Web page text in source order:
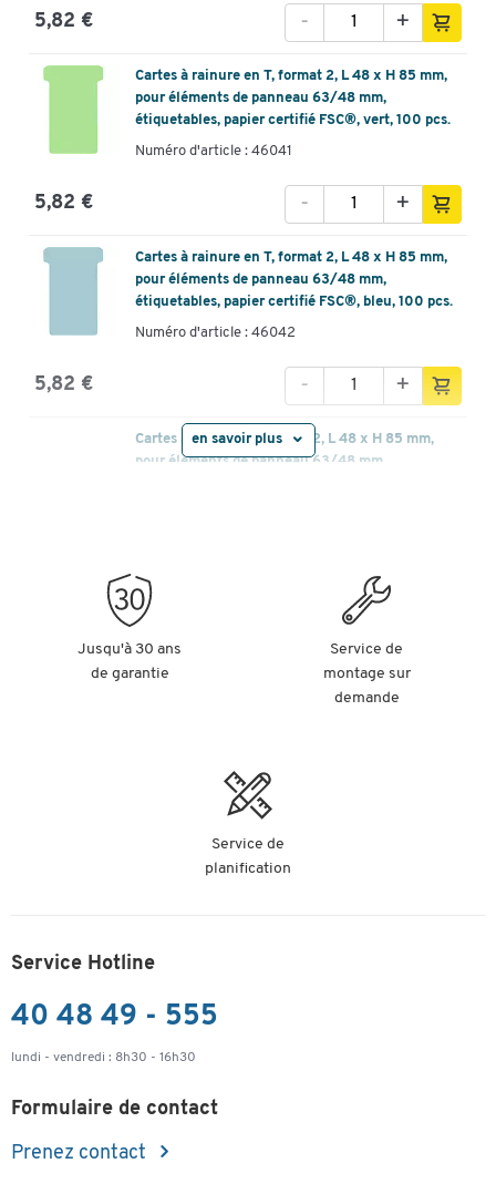
5,82 € +
-
Cartes à rainure en T, format 2, L 48 x H 85 mm,
pour éléments de panneau 63/48 mm,
étiquetables, papier certifié FSC®, vert, 100 pcs.
Numéro d'article : 46041
5,82 € +
-
Cartes à rainure en T, format 2, L 48 x H 85 mm,
pour éléments de panneau 63/48 mm,
étiquetables, papier certifié FSC®, bleu, 100 pcs.
Numéro d'article : 46042
5,82 € +
-
Cartes à fente en T, format 2, L 48 x H 85 mm,
pour éléments de panneau 63/48 mm,
en savoir plus
Jusqu'à 30 ans
de garantie
Service de
montage sur
demande
Service de
planification
Service Hotline
40 48 49 - 555
lundi - vendredi : 8h30 - 16h30
Formulaire de contact
Prenez contact